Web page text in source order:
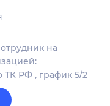
на
ТК РФ , график 5/2